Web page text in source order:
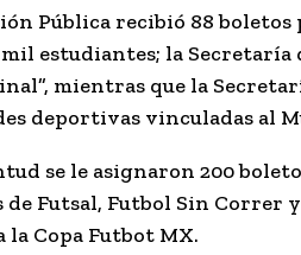
Pública recibió 88
estudiantes; la Secretaría
mientras que la
deportivas vinculadas al
se le asignaron 200
de Futsal, Futbol Sin
Copa Futbot MX.